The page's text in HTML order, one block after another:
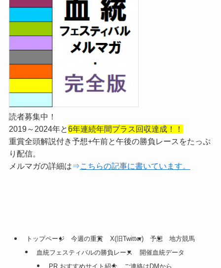
読者募集中！
2019～2024年と6年連続年間プラス回収達成！！
重賞全頭解説付き予想+午前と午後の勝負レースをたっぷ
り配信。
メルマガの詳細は⇒こちらの記事に書いています。
トップページ 今週の重賞 X(旧Twitter) 予想
地方競馬
血統フェスティバルの勝負レース
開催血統データ
PR.おすすめサイト紹介
ご連絡はDMから